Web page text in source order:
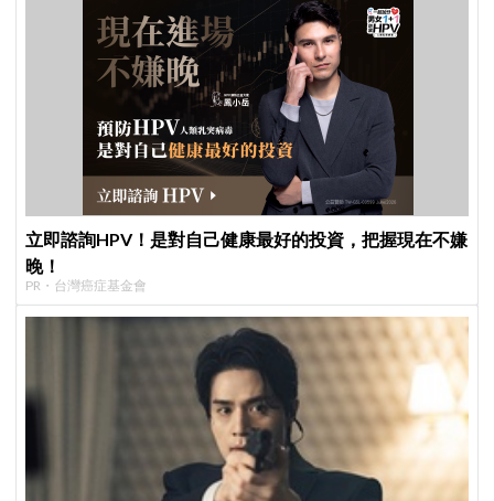
立即諮詢HPV！是對自己健康最好的投資，把握現在不嫌
晚！
PR・台灣癌症基金會